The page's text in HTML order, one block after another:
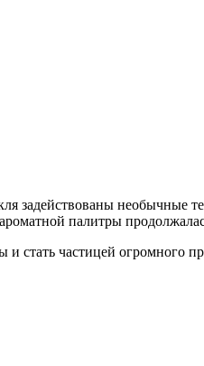
задействованы необычные
палитры
частицей огромного